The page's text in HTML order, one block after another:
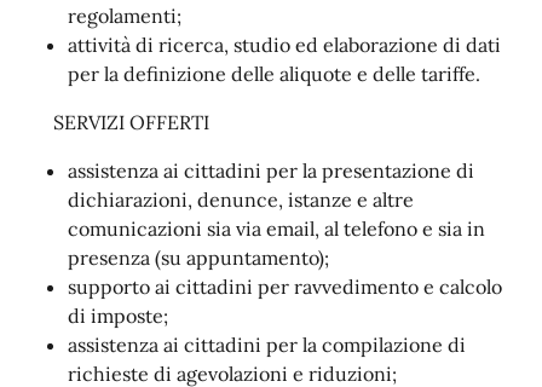
regolamenti;
attività di ricerca, studio ed elaborazione di dati
per la definizione delle aliquote e delle tariffe.
SERVIZI OFFERTI
assistenza ai cittadini per la presentazione di
dichiarazioni, denunce, istanze e altre
comunicazioni sia via email, al telefono e sia in
presenza (su appuntamento);
supporto ai cittadini per ravvedimento e calcolo
di imposte;
assistenza ai cittadini per la compilazione di
richieste di agevolazioni e riduzioni;